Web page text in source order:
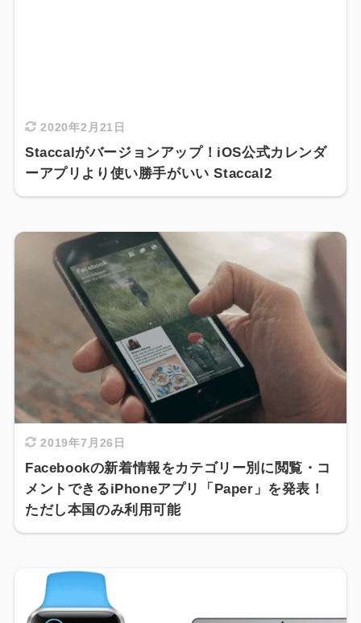
2020年2月21日
Staccalがバージョンアップ！iOS公式カレンダ
ーアプリより使い勝手がいい Staccal2
2019年7月26日
Facebookの新着情報をカテゴリー別に閲覧・コ
メントできるiPhoneアプリ「Paper」を発表！
ただし本国のみ利用可能